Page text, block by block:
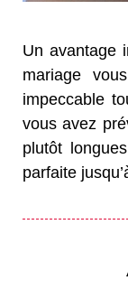
Un avantage
mariage
impeccable
vous avez
plutôt
parfaite